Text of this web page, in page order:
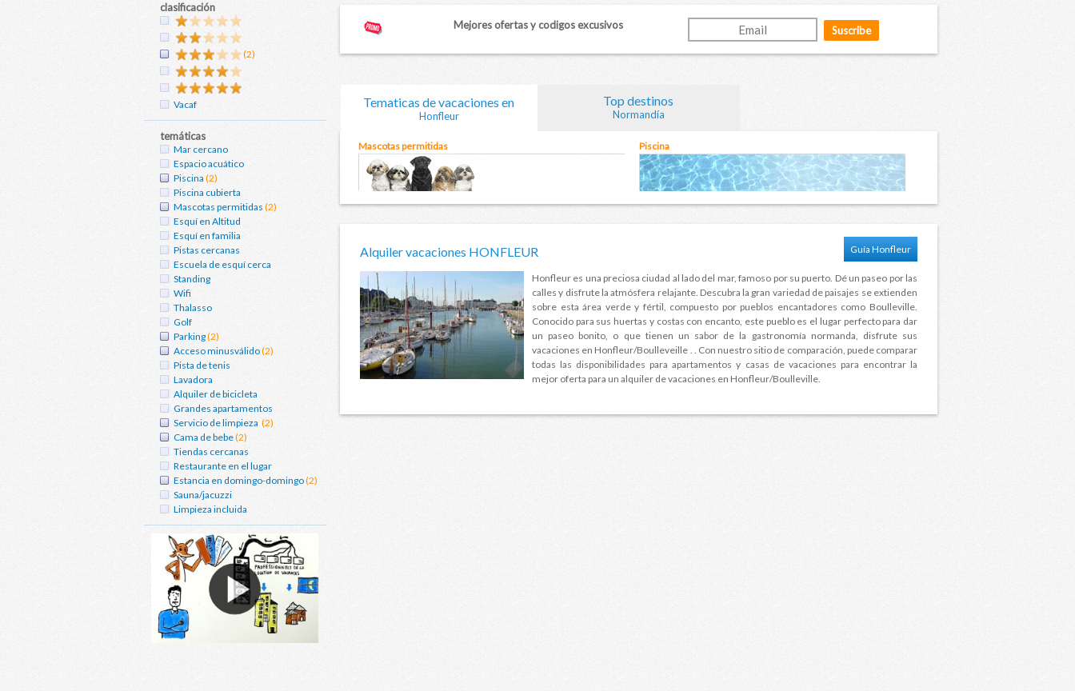
clasificación
(2)
Vacaf
temáticas
Mar cercano
Espacio acuático
Piscina (2)
Piscina cubierta
Mascotas permitidas (2)
Esquí en Altitud
Esquí en familia
Pistas cercanas
Escuela de esquí cerca
Standing
Wifi
Thalasso
Golf
Parking(2)
Acceso minusválido(2)
Pista de tenis
Lavadora
Alquiler de bicicleta
Grandes apartamentos
Servicio de limpieza (2)
Cama de bebe(2)
Tiendas cercanas
Restaurante en el lugar
Estancia en domingo-domingo(2)
Sauna/jacuzzi
Limpieza incluida
Mejores ofertas y codigos excusivos
Tematicas de vacaciones en
Honfleur
Top destinos
Normandía
Mascotas permitidas Piscina
Alquiler vacaciones HONFLEUR Guía Honfleur
Honfleur es una preciosa ciudad al lado del mar, famoso por su puerto. Dé un paseo por las
calles y disfrute la atmósfera relajante. Descubra la gran variedad de paisajes se extienden
sobre esta área verde y fértil, compuesto por pueblos encantadores como Boulleville.
Conocido para sus huertas y costas con encanto, este pueblo es el lugar perfecto para dar
un paseo bonito, o que tienen un sabor de la gastronomía normanda, disfrute sus
vacaciones en Honfleur/Boulleveille . . Con nuestro sitio de comparación, puede comparar
todas las disponibilidades para apartamentos y casas de vacaciones para encontrar la
mejor oferta para un alquiler de vacaciones en Honfleur/Boulleville.